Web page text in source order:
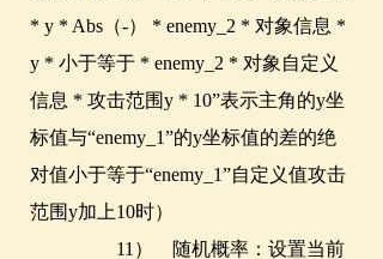
* y * Abs（-） * enemy_2 * 对象信息 *
y * 小于等于 * enemy_2 * 对象自定义
信息 * 攻击范围y * 10”表示主角的y坐
标值与“enemy_1”的y坐标值的差的绝
对值小于等于“enemy_1”自定义值攻击
范围y加上10时）
11） 随机概率：设置当前